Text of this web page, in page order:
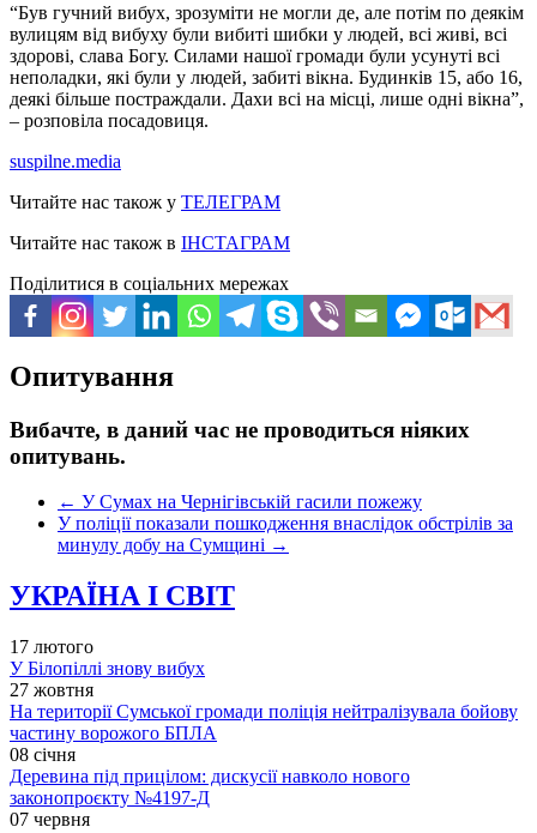
“Був гучний вибух, зрозуміти не могли де, але потім по деякім
вулицям від вибуху були вибиті шибки у людей, всі живі, всі
здорові, слава Богу. Силами нашої громади були усунуті всі
неполадки, які були у людей, забиті вікна. Будинків 15, або 16,
деякі більше постраждали. Дахи всі на місці, лише одні вікна”,
– розповіла посадовиця.
suspilne.media
Читайте нас також у ТЕЛЕГРАМ
Читайте нас також в ІНСТАГРАМ
Поділитися в соціальних мережах
Опитування
Вибачте, в даний час не проводиться ніяких
опитувань.
← У Сумах на Чернігівській гасили пожежу
У поліції показали пошкодження внаслідок обстрілів за
минулу добу на Сумщині →
УКРАЇНА І СВІТ
17 лютого
У Білопіллі знову вибух
27 жовтня
На території Сумської громади поліція нейтралізувала бойову
частину ворожого БПЛА
08 січня
Деревина під прицілом: дискусії навколо нового
законопроєкту №4197-Д
07 червня